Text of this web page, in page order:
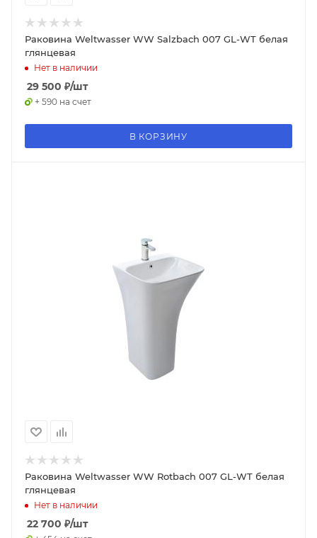
Раковина Weltwasser WW Salzbach 007 GL-WT белая
глянцевая
Нет в наличии
29 500 ₽/шт
+ 590 на счет
В КОРЗИНУ
Раковина Weltwasser WW Rotbach 007 GL-WT белая
глянцевая
Нет в наличии
22 700 ₽/шт